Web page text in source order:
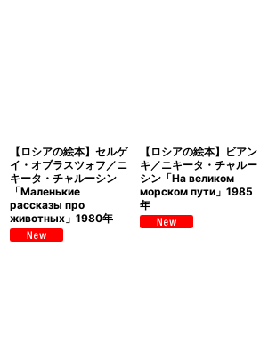
【ロシアの絵本】セルゲ
イ・オブラスツォフ／ニ
キータ・チャルーシン
「Маленькие
рассказы про
животных」1980年
【ロシアの絵本】ビアン
キ／ニキータ・チャルー
シン「На великом
морском пути」1985
年